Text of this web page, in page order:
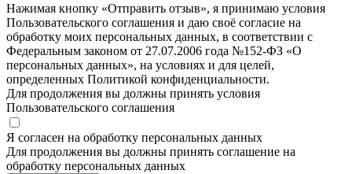
Нажимая кнопку «Отправить отзыв», я принимаю условия
Пользовательского соглашения и даю своё согласие на
обработку моих персональных данных, в соответствии с
Федеральным законом от 27.07.2006 года №152-ФЗ «О
персональных данных», на условиях и для целей,
определенных Политикой конфиденциальности.
Для продолжения вы должны принять условия
Пользовательского соглашения
Я согласен на обработку персональных данных
Для продолжения вы должны принять соглашение на
обработку персональных данных